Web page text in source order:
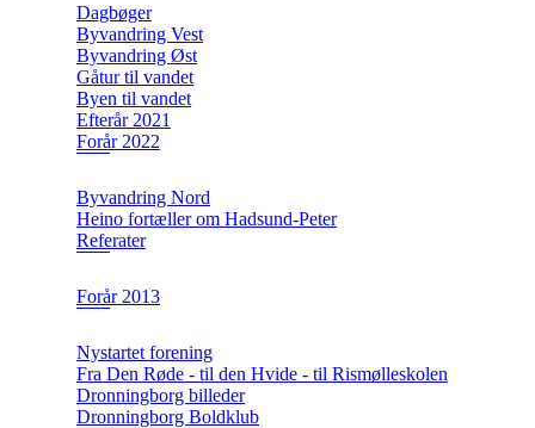
Dagbøger
Byvandring Vest
Byvandring Øst
Gåtur til vandet
Byen til vandet
Efterår 2021
Forår 2022
Byvandring Nord
Heino fortæller om Hadsund-Peter
Referater
Forår 2013
Nystartet forening
Fra Den Røde - til den Hvide - til Rismølleskolen
Dronningborg billeder
Dronningborg Boldklub